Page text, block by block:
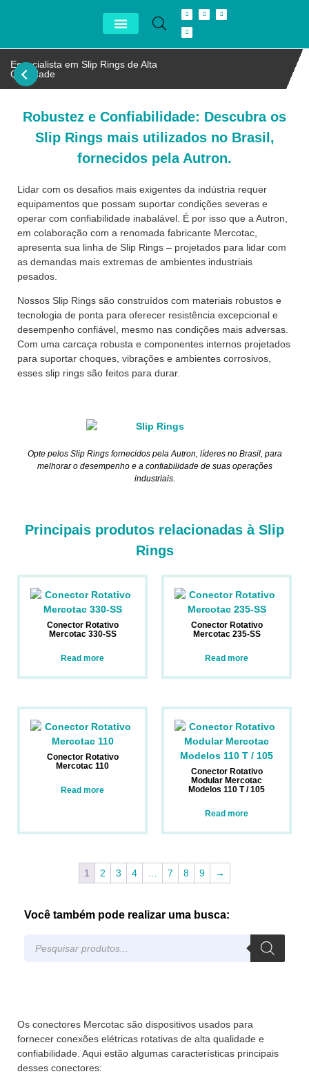
Especialista em Slip Rings de Alta
Qualidade
Opte pelos Slip Rings fornecidos pela Autron, líderes no Brasil, para
melhorar o desempenho e a confiabilidade de suas operações
industriais.
Robustez e Confiabilidade: Descubra os
Slip Rings mais utilizados no Brasil,
fornecidos pela Autron.
Lidar com os desafios mais exigentes da indústria requer
equipamentos que possam suportar condições severas e
operar com confiabilidade inabalável. É por isso que a Autron,
em colaboração com a renomada fabricante Mercotac,
apresenta sua linha de Slip Rings – projetados para lidar com
as demandas mais extremas de ambientes industriais
pesados.
Nossos Slip Rings são construídos com materiais robustos e
tecnologia de ponta para oferecer resistência excepcional e
desempenho confiável, mesmo nas condições mais adversas.
Com uma carcaça robusta e componentes internos projetados
para suportar choques, vibrações e ambientes corrosivos,
esses slip rings são feitos para durar.
Principais produtos relacionadas à Slip
Rings
Conector Rotativo
Mercotac 330-SS
Read more
Conector Rotativo
Mercotac 235-SS
Read more
Conector Rotativo
Mercotac 110
Read more
Conector Rotativo
Modular Mercotac
Modelos 110 T / 105
Read more
1 2 3 4 7 8 9 →
Você também pode realizar uma busca:
Os conectores Mercotac são dispositivos usados para
fornecer conexões elétricas rotativas de alta qualidade e
confiabilidade. Aqui estão algumas características principais
desses conectores: